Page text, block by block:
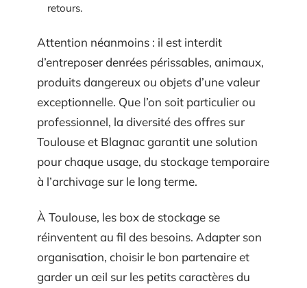
retours.
Attention néanmoins : il est interdit
d’entreposer denrées périssables, animaux,
produits dangereux ou objets d’une valeur
exceptionnelle. Que l’on soit particulier ou
professionnel, la diversité des offres sur
Toulouse et Blagnac garantit une solution
pour chaque usage, du stockage temporaire
à l’archivage sur le long terme.
À Toulouse, les box de stockage se
réinventent au fil des besoins. Adapter son
organisation, choisir le bon partenaire et
garder un œil sur les petits caractères du